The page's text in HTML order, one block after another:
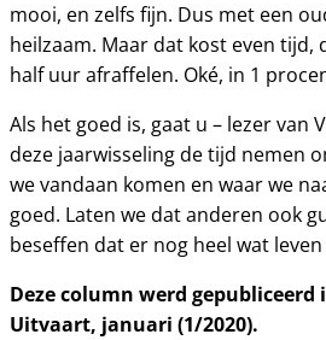
mooi, en zelfs fijn. Dus met een
heilzaam. Maar dat kost even tijd,
half uur afraffelen. Oké, in 1
Als het goed is, gaat u – lezer van
deze jaarwisseling de tijd nemen
we vandaan komen en waar we
goed. Laten we dat anderen ook
beseffen dat er nog heel wat leven
Deze column werd gepubliceerd
Uitvaart, januari (1/2020).